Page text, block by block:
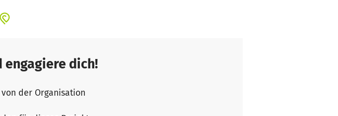
von Freiwilligen z.B. durch Kooperationen mit
nachhaltig!
dich!
der Organisation